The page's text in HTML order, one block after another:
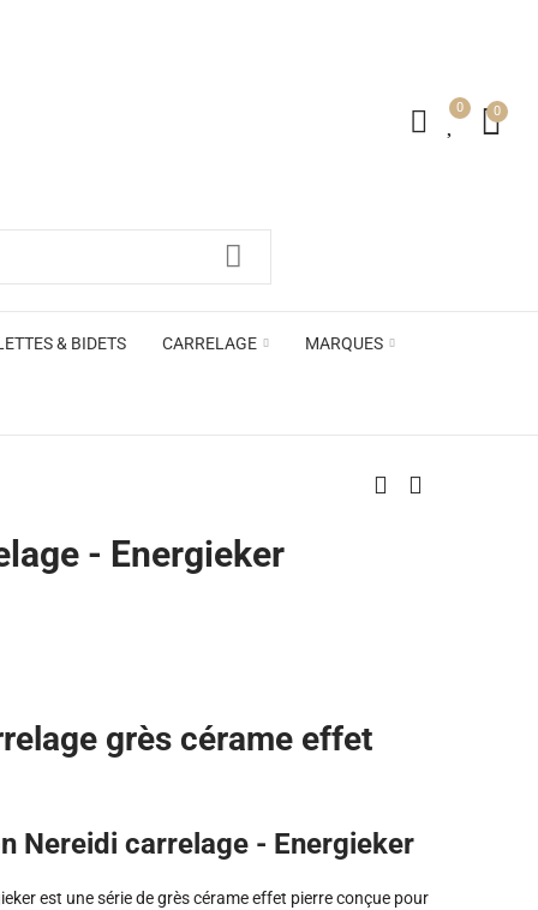
0 0
& BIDETS CARRELAGE MARQUES
ACB
- Energieker
grès cérame effet
Nereidi carrelage - Energieker
est une série de grès cérame effet pierre conçue pour